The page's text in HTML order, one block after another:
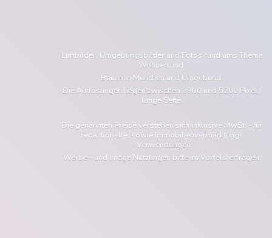
Luftbilder, Umgebungsbilder und Fotos rund ums Thema
Wohnen und
Bauen in München und Umgebung.
Die Auflösungen liegen zwischen 3900 und 5200 Pixel /
lange Seite.
Die genannten Preise verstehen sich inklusive MwSt. - für
redaktionelle, sowie Immobilienvermarktungs
- Verwendungen.
Werbe - und Image Nutzungen bitte im Vorfeld erfragen.